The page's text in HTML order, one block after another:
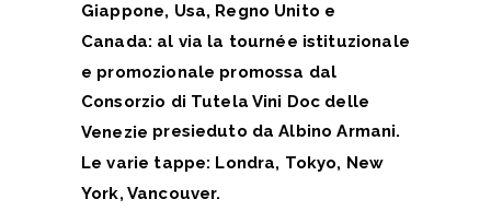
Giappone, Usa, Regno Unito e
Canada: al via la tournée istituzionale
e promozionale promossa dal
Consorzio di Tutela Vini Doc delle
Venezie presieduto da Albino Armani.
Le varie tappe: Londra, Tokyo, New
York, Vancouver.